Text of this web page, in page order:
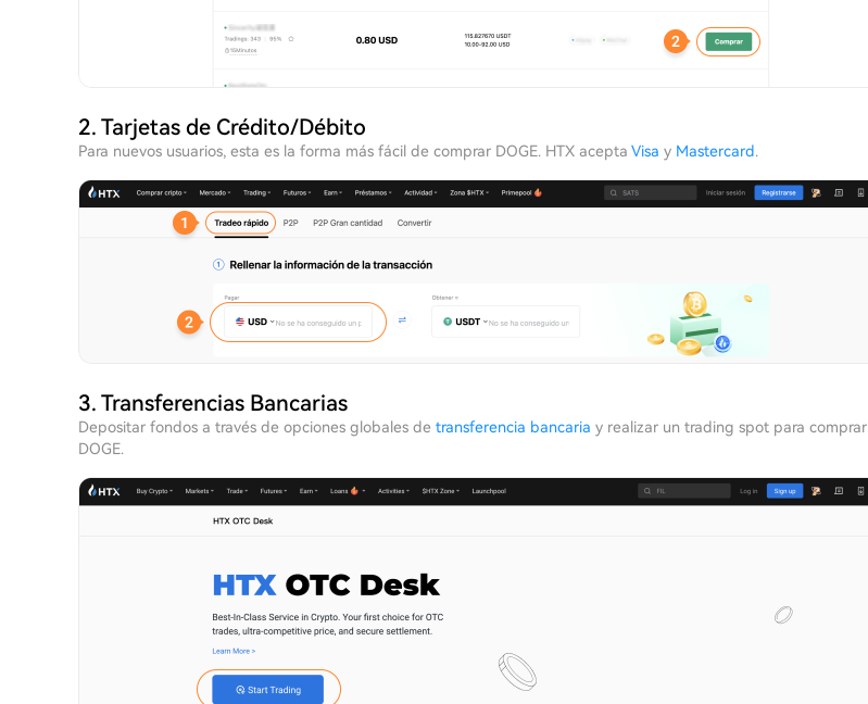
2. Tarjetas de Crédito/Débito
Para nuevos usuarios, esta es la forma más fácil de comprar DOGE. HTX acepta Visa y Mastercard.
3. Transferencias Bancarias
Depositar fondos a través de opciones globales de transferencia bancaria y realizar un trading spot para comprar
DOGE.